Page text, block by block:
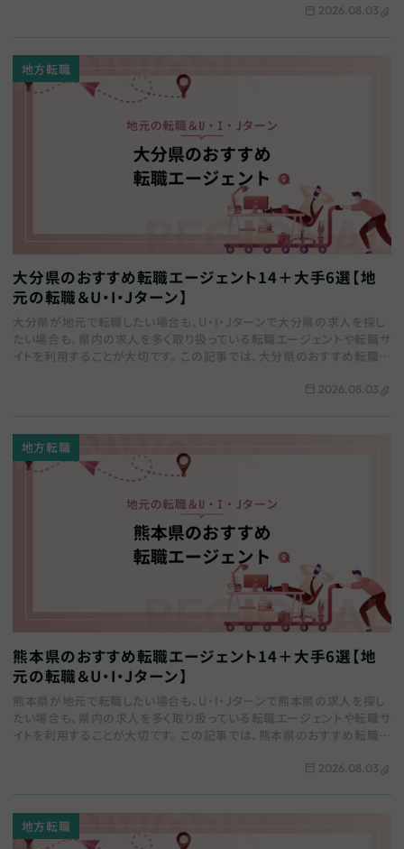
2026.08.03
地方転職
大分県のおすすめ転職エージェント14＋大手6選【地
元の転職＆U・I・Jターン】
大分県が地元で転職したい場合も、U・I・Jターンで大分県の求人を探し
たい場合も、県内の求人を多く取り扱っている転職エージェントや転職サ
イトを利用することが大切です。 この記事では、大分県のおすすめ転職エ
2026.08.03
地方転職
熊本県のおすすめ転職エージェント14＋大手6選【地
元の転職＆U・I・Jターン】
熊本県が地元で転職したい場合も、U・I・Jターンで熊本県の求人を探し
たい場合も、県内の求人を多く取り扱っている転職エージェントや転職サ
イトを利用することが大切です。 この記事では、熊本県のおすすめ転職エ
2026.08.03
地方転職